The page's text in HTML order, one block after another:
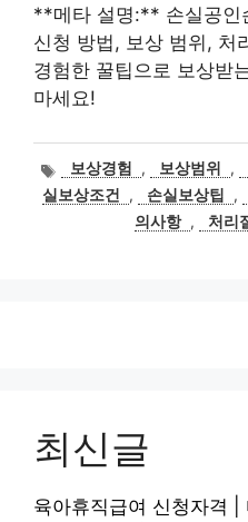
**메타 설명:** 손실공인
신청 방법, 보상 범위, 처
경험한 꿀팁으로 보상받
마세요!
태
그
보상경험 , 보상범위 ,
실보상조건
, 손실보상팁 ,
의사항 , 처리
최신글
육아휴직급여 신청자격 |